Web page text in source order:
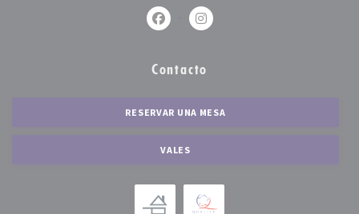
Facebook ((abre en una nueva
Instagram ((abre en una
Contacto
RESERVAR UNA MESA
VALES